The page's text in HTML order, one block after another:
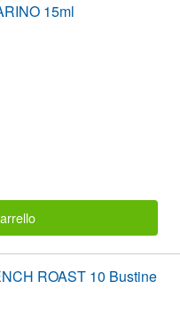
15ml
ROAST 10 Bustine